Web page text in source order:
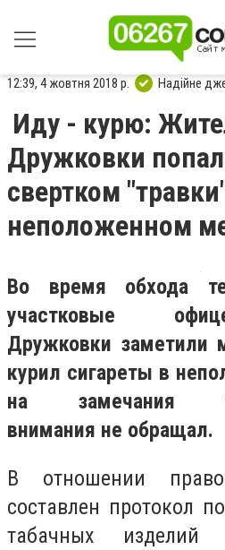
12:39, 4 жовтня 2018 р. Надійне
Иду - курю:
Дружковки
свертком
неположенном
Во время обхода
участковые
Дружковки заметили
курил сигареты в
на замечания
внимания не обращал.
В отношении
составлен протокол
табачных изделий